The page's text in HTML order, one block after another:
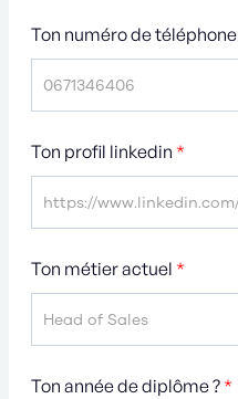
Ton numéro de téléphone
Ton profil linkedin *
Ton métier actuel *
Ton année de diplôme ?*